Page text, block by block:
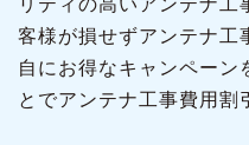
客様が損せずアンテナ工
自にお得なキャンペーン
とでアンテナ工事費用割